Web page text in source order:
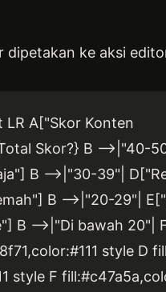
ke aksi
A["Skor Konten
Skor?} B -->|"40-
B -->|"30-39"|
B -->|"20-29"|
B -->|"Di bawah 20"|
style D
style F